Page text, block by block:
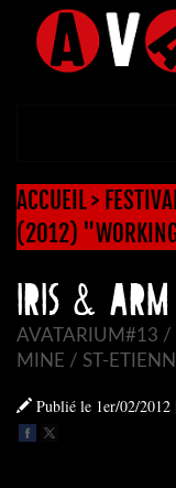
ACCUEIL>
(2012)
IRIS &
AVATARIUM#13 /
MINE / ST-
Publié le 1er/02/2012